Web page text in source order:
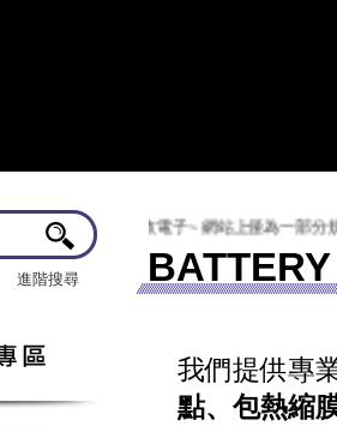
歡迎蒞臨 京政電子~ 網站上僅為一部分規格
我們提供專
點、包熱縮
進階搜尋